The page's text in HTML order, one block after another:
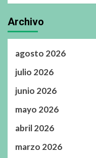
Archivo
agosto 2026
julio 2026
junio 2026
mayo 2026
abril 2026
marzo 2026